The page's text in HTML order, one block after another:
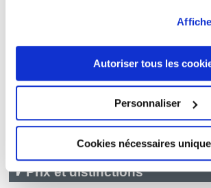
moment en consultant la Déclaration
ou en cliquant sur l'icône de
Si vous le permettez, nous aimerions
géographique qui peuvent être
mètres près
Identifier votre appareil en
pour en relever les caractéristiques
(empreintes digitales).
Autoriser tous les
Personnaliser
Cookies nécessaires
, co-coordinator du Labour
Working Group du European Labour
Annick Cizel, nommée au sein du
, co-convenor du Young
Emmanuelle Avril, co-convenor du
specialist group de la Political Studies
, membre international
consultatif de laNorth American
Studies(NACBS)
Prix et distinctions